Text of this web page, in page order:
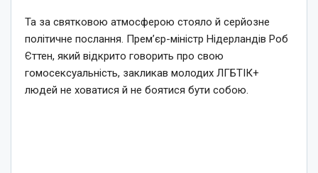
Та за святковою атмосферою стояло й серйозне
політичне послання. Прем’єр-міністр Нідерландів Роб
Єттен, який відкрито говорить про свою
гомосексуальність, закликав молодих ЛГБТІК+
людей не ховатися й не боятися бути собою.